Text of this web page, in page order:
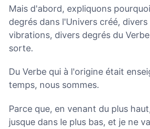
Mais d'abord, expliquons
degrés dans l'Univers créé,
vibrations, divers degrés du
sorte.
Du Verbe qui à l'origine était
temps, nous sommes.
Parce que, en venant du plus
jusque dans le plus bas, et je ne